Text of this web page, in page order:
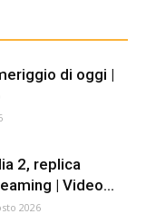
di oggi |
2, replica
| Video...
2026